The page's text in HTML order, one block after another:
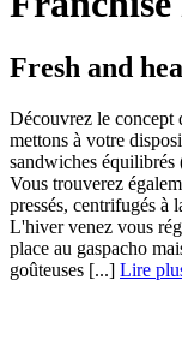
Fresh and
Découvrez le concept
mettons à votre
sandwiches équilibrés
Vous trouverez
pressés, centrifugés à
L'hiver venez vous
place au gaspacho
goûteuses [...] Lire